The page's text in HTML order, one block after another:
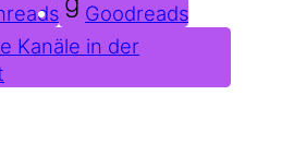
Goodreads
Kanäle in der